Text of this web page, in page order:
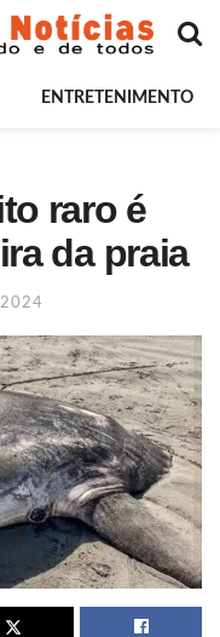
ENTRETENIMENTO
raro é
da praia